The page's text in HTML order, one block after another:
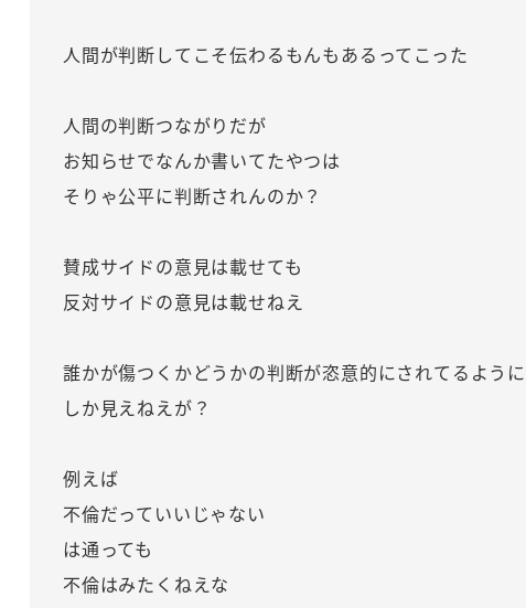
人間が判断してこそ伝わるもんもあるってこった
人間の判断つながりだが
お知らせでなんか書いてたやつは
そりゃ公平に判断されんのか？
賛成サイドの意見は載せても
反対サイドの意見は載せねえ
誰かが傷つくかどうかの判断が恣意的にされてるように
しか見えねえが？
例えば
不倫だっていいじゃない
は通っても
不倫はみたくねえな